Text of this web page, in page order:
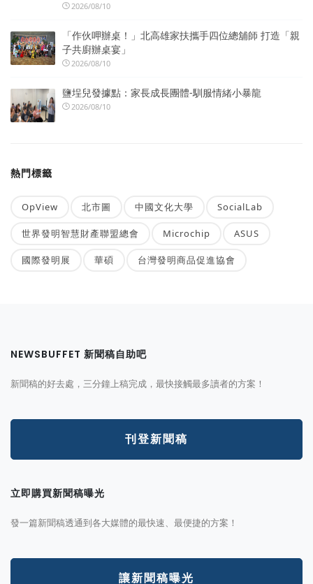
2026/08/10
「作伙呷辦桌！」北高雄家扶攜手四位總舖師 打造「親
子共廚辦桌宴」
2026/08/10
鹽埕兒發據點：家長成長團體-馴服情緒小暴龍
2026/08/10
熱門標籤
OpView 北市圖 中國文化大學 SocialLab
世界發明智慧財產聯盟總會 Microchip ASUS
國際發明展 華碩 台灣發明商品促進協會
NEWSBUFFET 新聞稿自助吧
新聞稿的好去處，三分鐘上稿完成，最快接觸最多讀者的方案！
刊登新聞稿
立即購買新聞稿曝光
發一篇新聞稿透通到各大媒體的最快速、最便捷的方案！
讓新聞稿曝光